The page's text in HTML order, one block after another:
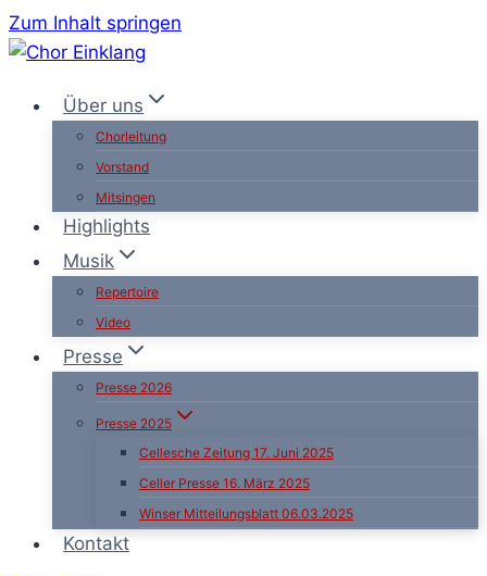
Zum Inhalt springen
Über uns
Chorleitung
Vorstand
Mitsingen
Highlights
Musik
Repertoire
Video
Presse
Presse 2026
Presse 2025
Cellesche Zeitung 17. Juni 2025
Celler Presse 16. März 2025
Winser Mitteilungsblatt 06.03.2025
Kontakt